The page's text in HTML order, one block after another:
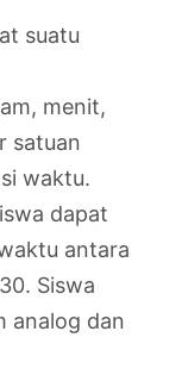
suatu
menit,
satuan
waktu.
dapat
antara
Siswa
analog dan